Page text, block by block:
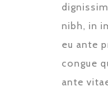
nibh, in
eu ante
congue
ante